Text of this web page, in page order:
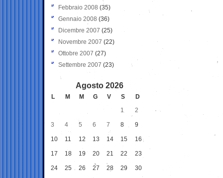
Febbraio 2008 (35)
Gennaio 2008 (36)
Dicembre 2007 (25)
Novembre 2007 (22)
Ottobre 2007 (27)
Settembre 2007 (23)
Agosto 2026
L M M G V S
D
1
2
3 4 5 6 7 8 9
10 11 12 13 14 15 16
17 18 19 20 21 22 23
24 25 26 27 28 29 30